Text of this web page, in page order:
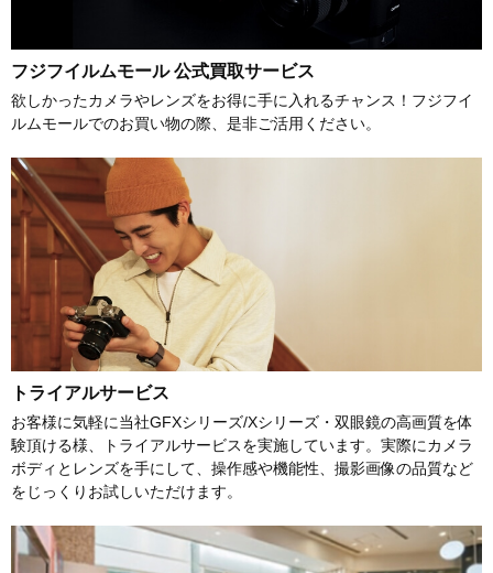
フジフイルムモール 公式買取サービス
欲しかったカメラやレンズをお得に手に入れるチャンス！フジフイ
ルムモールでのお買い物の際、是非ご活用ください。
トライアルサービス
お客様に気軽に当社GFXシリーズ/Xシリーズ・双眼鏡の高画質を体
験頂ける様、トライアルサービスを実施しています。実際にカメラ
ボディとレンズを手にして、操作感や機能性、撮影画像の品質など
をじっくりお試しいただけます。